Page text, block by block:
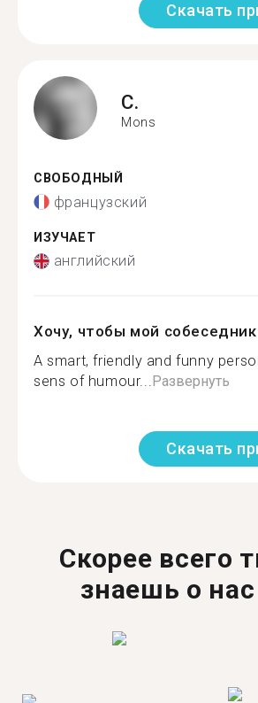
Скачать
C.
Mons
СВОБОДНЫЙ
французский
ИЗУЧАЕТ
английский
Хочу, чтобы мой
A smart, friendly and funny
sens of humour...Развернуть
Скачать
Скорее всего
знаешь о